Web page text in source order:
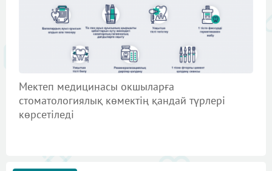
Мектеп медицинасы окшыларға
стоматологиялық көмектің қандай түрлері
көрсетіледі